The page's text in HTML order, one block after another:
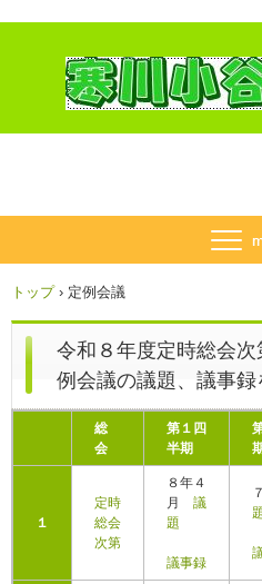
トップ › 定例会議
令和８年度定時総会
例会議の議題、議事録
総
会
第１四
半期
１
定時
総会
次第
８年４
月 議
題
議事録